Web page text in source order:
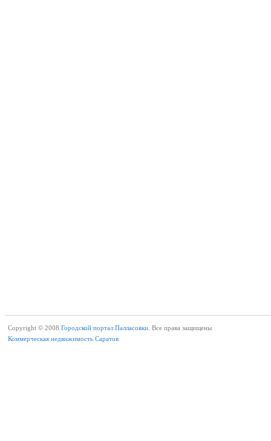
Copyright © 2008 Городской портал Палласовки. Все права защищены
Коммерческая недвижимость Саратов